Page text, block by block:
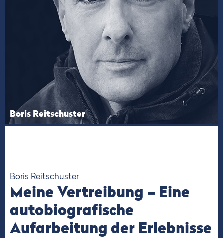
Boris Reitschuster
Boris Reitschuster
Meine Vertreibung – Eine
autobiografische
Aufarbeitung der Erlebnisse